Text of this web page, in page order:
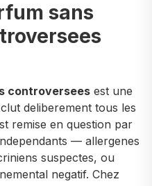
sans
controversees est une
deliberement tous les
remise en question par
— allergenes
suspectes, ou
negatif. Chez